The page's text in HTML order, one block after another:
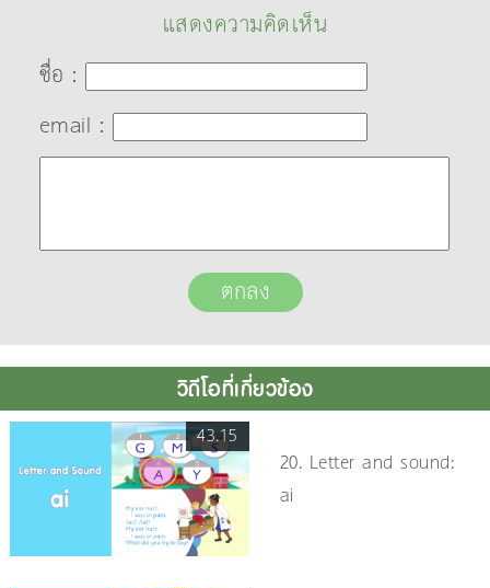
แสดงความคิดเห็น
ชื่อ :
email :
วิดีโอที่เกี่ยวข้อง
43.15
20. Letter and sound:
ai